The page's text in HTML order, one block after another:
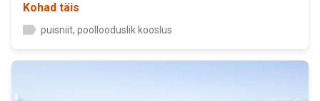
Kohad täis
puisniit, poollooduslik kooslus